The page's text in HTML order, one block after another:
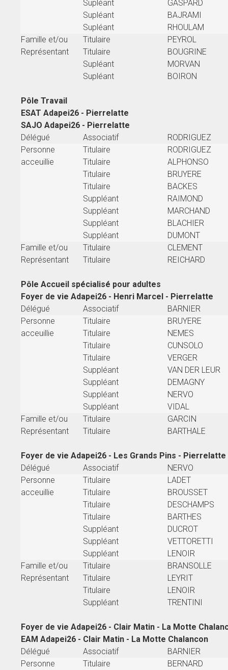
Supléant
GASPARD
Supléant
BAJRAMI
Supléant
RHOULAM
Famille et/ou
Titulaire
PEYROL
Représentant
Titulaire
BOUGRINE
Supléant
MORVAN
Supléant
BOIRON
Pôle Travail
ESAT Adapei26 - Pierrelatte
SAJO Adapei26 - Pierrelatte
Délégué
Associatif
RODRIGUEZ
Personne
Titulaire
RODRIGUEZ
acceuillie
Titulaire
ALPHONSO
Titulaire
BRUYERE
Titulaire
BACKES
Suppléant
RAIMOND
Suppléant
MARCHAND
Suppléant
BLACHIER
Suppléant
DUMONT
Famille et/ou
Titulaire
CLEMENT
Représentant
Titulaire REICHARD
Pôle Accueil spécialisé pour adultes
Foyer de vie Adapei26 - Henri Marcel - Pierrelatte
Délégué
Associatif
BARNIER
Personne
Titulaire
BRUYERE
acceuillie
Titulaire
NEMES
Titulaire
CUNSOLO
Titulaire
VERGER
Suppléant
VAN DER LEUR
Suppléant
DEMAGNY
Suppléant
NERVO
Suppléant
VIDAL
Famille et/ou
Titulaire
GARCIN
Représentant
Titulaire BARTHALE
Foyer de vie Adapei26 - Les Grands Pins - Pierrelatte
Délégué
Associatif
NERVO
Personne
Titulaire
LADET
acceuillie
Titulaire
BROUSSET
Titulaire
DESCHAMPS
Titulaire
BARTHES
Suppléant
DUCROT
Suppléant
VETTORETTI
Suppléant
LENOIR
Famille et/ou
Titulaire
BRANSOLLE
Représentant
Titulaire
LEYRIT
Titulaire
LENOIR
Suppléant
TRENTINI
Foyer de vie Adapei26 - Clair Matin - La Motte
EAM Adapei26 - Clair Matin - La Motte Chalancon
Délégué
Associatif
BARNIER
Personne
Titulaire
BERNARD